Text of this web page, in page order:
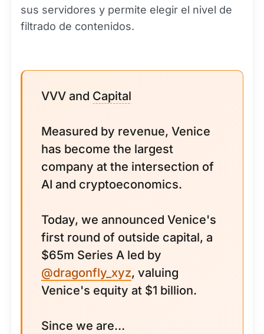
sus servidores y permite elegir el nivel de
filtrado de contenidos.
VVV and Capital
Measured by revenue, Venice
has become the largest
company at the intersection of
AI and cryptoeconomics.
Today, we announced Venice's
first round of outside capital, a
$65m Series A led by
@dragonfly_xyz, valuing
Venice's equity at $1 billion.
Since we are…